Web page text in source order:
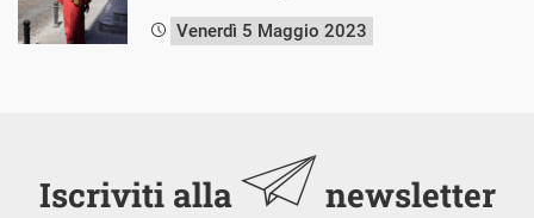
Venerdì 5 Maggio 2023
Iscriviti alla newsletter